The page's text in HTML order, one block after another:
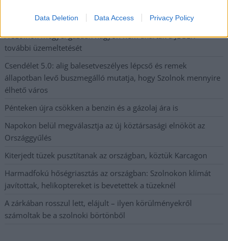
Data Deletion Data Access Privacy Policy
kapott, más fideszesek még kevesebbet vittek haza
A Szolnok megyei gazdák nagyon nem akarták a JÉGER
további üzemeltetését
Csendélet 5.0: alig balesetveszélyes lépcső és remek
állapotban levő buszmegálló mutatja, hogy Szolnok mennyire
élhető város
Pénteken újra csökken a benzin és a gázolaj ára is
Napokon belül megválasztja az új köztársasági elnököt az
Országgyűlés
Kiterjedt tüzek pusztítanak az országban, köztük Karcagon
Harmadfokú hőségriasztás az országban: Szolnokon klímát
javítottak, helikoptereket is bevetettek a tüzeknél
A zárkában rosszul lett, elájult – ilyen körülményekről
számoltak be a szolnoki börtönből